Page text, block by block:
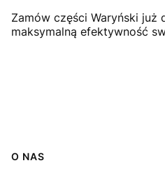
Zamów części Waryński już
maksymalną efektywność
Linki w stopce
O NAS